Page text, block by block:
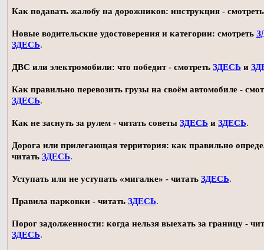
Как подавать жалобу на дорожников: инструкция -
Новые водительские удостоверения и категории: смотреть
ЗДЕСЬ.
ДВС или электромобили: что победит - смотреть ЗДЕСЬ и
Как правильно перевозить грузы на своём автомобиле -
ЗДЕСЬ.
Как не заснуть за рулем - читать советы ЗДЕСЬ и ЗДЕСЬ.
Дорога или прилегающая территория: как правильно
читать ЗДЕСЬ.
Уступать или не уступать «мигалке» - читать ЗДЕСЬ.
Правила парковки - читать ЗДЕСЬ.
Порог задолженности: когда нельзя выехать за границу -
ЗДЕСЬ.